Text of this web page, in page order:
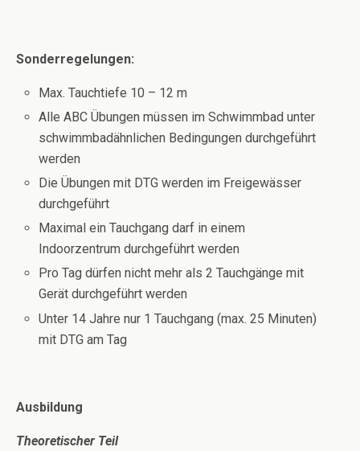
Sonderregelungen:
Max. Tauchtiefe 10 – 12 m
Alle ABC Übungen müssen im Schwimmbad unter
schwimmbadähnlichen Bedingungen durchgeführt
werden
Die Übungen mit DTG werden im Freigewässer
durchgeführt
Maximal ein Tauchgang darf in einem
Indoorzentrum durchgeführt werden
Pro Tag dürfen nicht mehr als 2 Tauchgänge mit
Gerät durchgeführt werden
Unter 14 Jahre nur 1 Tauchgang (max. 25 Minuten)
mit DTG am Tag
Ausbildung
Theoretischer Teil